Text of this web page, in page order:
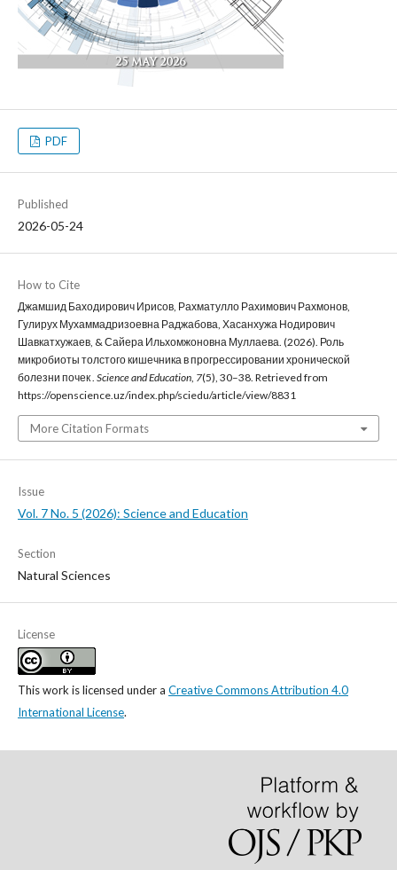
PDF
Published
2026-05-24
How to Cite
Джамшид Баходирович Ирисов, Рахматулло Рахимович Рахмонов,
Гулирух Мухаммадризоевна Раджабова, Хасанхужа Нодирович
Шавкатхужаев, & Сайера Ильхомжоновна Муллаева. (2026). Роль
микробиоты толстого кишечника в прогрессировании хронической
болезни почек . Science and Education, 7(5), 30–38. Retrieved from
https://openscience.uz/index.php/sciedu/article/view/8831
More Citation Formats
Issue
Vol. 7 No. 5 (2026): Science and Education
Section
Natural Sciences
License
This work is licensed under a Creative Commons Attribution 4.0
International License.